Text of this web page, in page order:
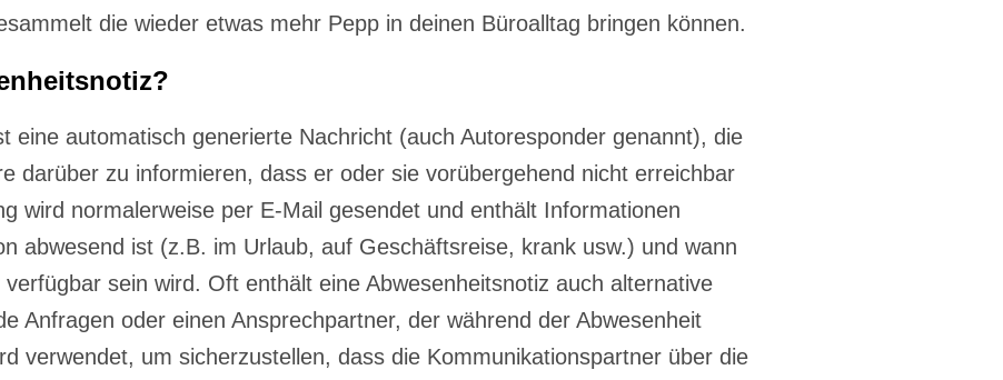
die wieder etwas mehr Pepp in deinen Büroalltag bringen können.
eine automatisch generierte Nachricht (auch Autoresponder genannt), die
darüber zu informieren, dass er oder sie vorübergehend nicht erreichbar
wird normalerweise per E-Mail gesendet und enthält Informationen
abwesend ist (z.B. im Urlaub, auf Geschäftsreise, krank usw.) und wann
sein wird. Oft enthält eine Abwesenheitsnotiz auch alternative
Anfragen oder einen Ansprechpartner, der während der Abwesenheit
verwendet, um sicherzustellen, dass die Kommunikationspartner über die